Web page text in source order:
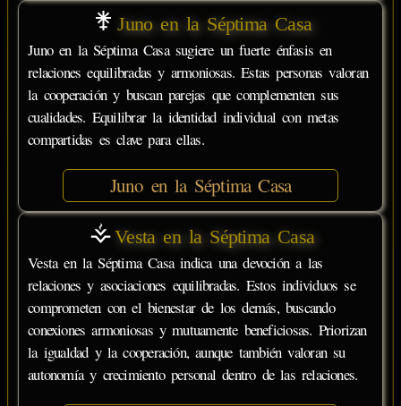
Juno en la Séptima Casa
Juno en la Séptima Casa sugiere un fuerte énfasis en
relaciones equilibradas y armoniosas. Estas personas valoran
la cooperación y buscan parejas que complementen sus
cualidades. Equilibrar la identidad individual con metas
compartidas es clave para ellas.
Juno en la Séptima Casa
Vesta en la Séptima Casa
Vesta en la Séptima Casa indica una devoción a las
relaciones y asociaciones equilibradas. Estos individuos se
comprometen con el bienestar de los demás, buscando
conexiones armoniosas y mutuamente beneficiosas. Priorizan
la igualdad y la cooperación, aunque también valoran su
autonomía y crecimiento personal dentro de las relaciones.